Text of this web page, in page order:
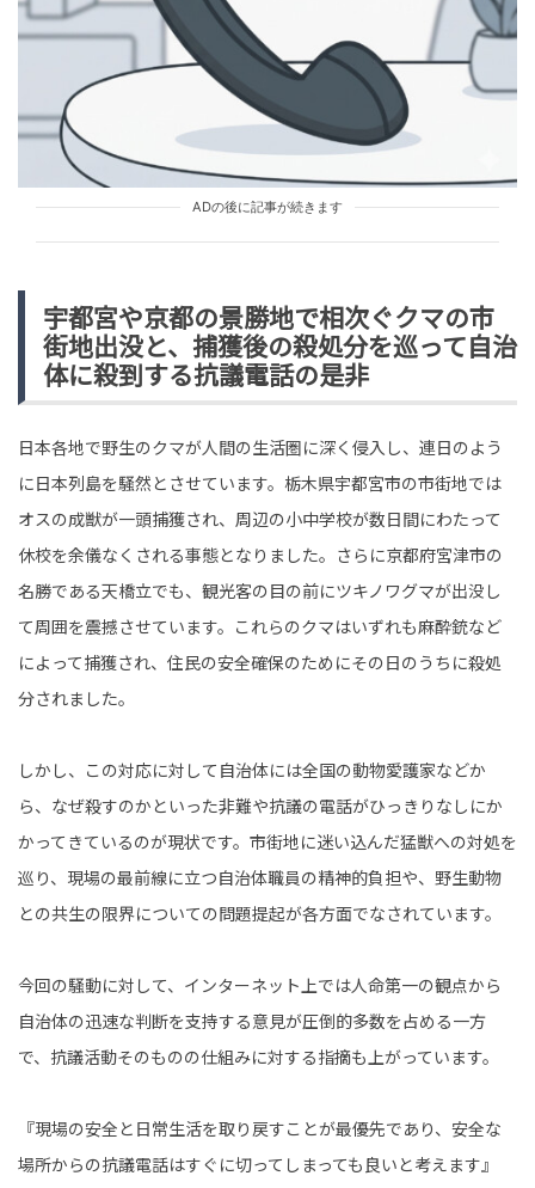
故・松方弘樹さんの息子・仁科克基が『すっかりパパの
顔』に。43歳の誕生日に「感慨深い」と明かした家族へ
の深い愛情
未分類
tend Editorial Team
ADの後に記事が続きます
宇都宮や京都の景勝地で相次ぐクマの市
街地出没と、捕獲後の殺処分を巡って自治
体に殺到する抗議電話の是非
日本各地で野生のクマが人間の生活圏に深く侵入し、連日のよう
に日本列島を騒然とさせています。栃木県宇都宮市の市街地では
オスの成獣が一頭捕獲され、周辺の小中学校が数日間にわたって
休校を余儀なくされる事態となりました。さらに京都府宮津市の
名勝である天橋立でも、観光客の目の前にツキノワグマが出没し
て周囲を震撼させています。これらのクマはいずれも麻酔銃など
によって捕獲され、住民の安全確保のためにその日のうちに殺処
分されました。
しかし、この対応に対して自治体には全国の動物愛護家などか
ら、なぜ殺すのかといった非難や抗議の電話がひっきりなしにか
かってきているのが現状です。市街地に迷い込んだ猛獣への対処を
巡り、現場の最前線に立つ自治体職員の精神的負担や、野生動物
との共生の限界についての問題提起が各方面でなされています。
今回の騒動に対して、インターネット上では人命第一の観点から
自治体の迅速な判断を支持する意見が圧倒的多数を占める一方
で、抗議活動そのものの仕組みに対する指摘も上がっています。
『現場の安全と日常生活を取り戻すことが最優先であり、安全な
場所からの抗議電話はすぐに切ってしまっても良いと考えます』